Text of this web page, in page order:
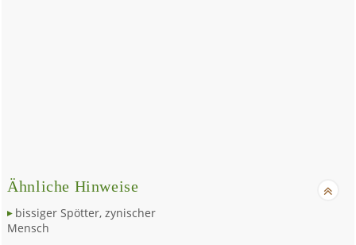
Ähnliche Hinweise
bissiger Spötter, zynischer
Mensch